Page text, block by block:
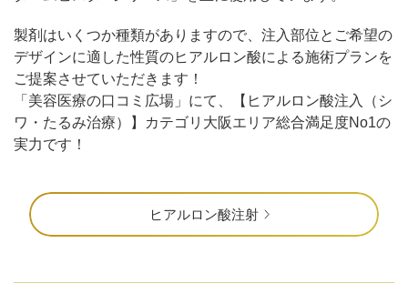
製剤はいくつか種類がありますので、注入部位とご希望の
デザインに適した性質のヒアルロン酸による施術プランを
ご提案させていただきます！
「美容医療の口コミ広場」にて、【ヒアルロン酸注入（シ
ワ・たるみ治療）】カテゴリ大阪エリア総合満足度No1の
実力です！
ヒアルロン酸注射